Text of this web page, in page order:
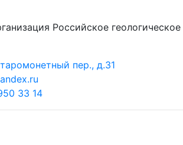
Российское геологическое
пер., д.31
33 14